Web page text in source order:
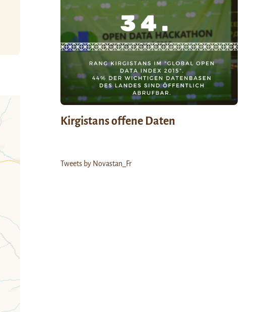
Kirgistans offene Daten
Tweets by Novastan_Fr